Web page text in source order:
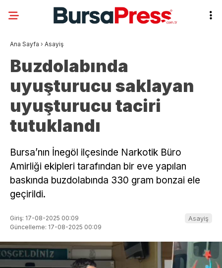
Ana Sayfa › Asayiş
Buzdolabında
uyuşturucu saklayan
uyuşturucu taciri
tutuklandı
Bursa’nın İnegöl ilçesinde Narkotik Büro
Amirliği ekipleri tarafından bir eve yapılan
baskında buzdolabında 330 gram bonzai ele
geçirildi.
Giriş: 17-08-2025 00:09
Güncelleme: 17-08-2025 00:09
Asayiş